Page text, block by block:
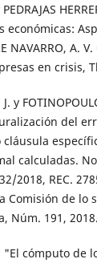
económicas:
NAVARRO, A.
en crisis,
J. y
del
cláusula
calculadas.
2018, REC.
Comisión de lo
Núm. 191, 2018.
"El cómputo de